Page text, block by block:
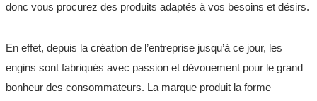
donc vous procurez des produits adaptés à vos besoins et désirs.
En effet, depuis la création de l’entreprise jusqu’à ce jour, les
engins sont fabriqués avec passion et dévouement pour le grand
bonheur des consommateurs. La marque produit la forme